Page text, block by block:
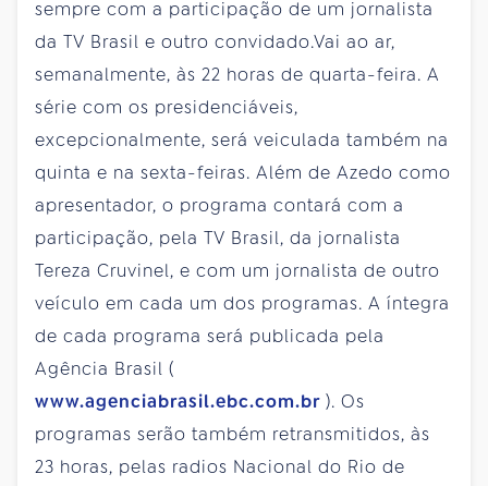
sempre com a participação de um jornalista
da TV Brasil e outro convidado.Vai ao ar,
semanalmente, às 22 horas de quarta-feira. A
série com os presidenciáveis,
excepcionalmente, será veiculada também na
quinta e na sexta-feiras. Além de Azedo como
apresentador, o programa contará com a
participação, pela TV Brasil, da jornalista
Tereza Cruvinel, e com um jornalista de outro
veículo em cada um dos programas. A íntegra
de cada programa será publicada pela
Agência Brasil (
www.agenciabrasil.ebc.com.br ). Os
programas serão também retransmitidos, às
23 horas, pelas radios Nacional do Rio de